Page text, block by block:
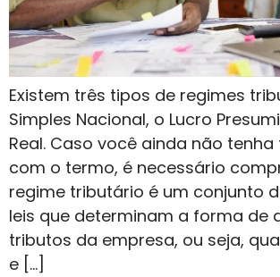
Existem três tipos de regimes
Simples Nacional, o Lucro
Real. Caso você ainda não
com o termo, é necessário
regime tributário é um conjunto
leis que determinam a forma de
tributos da empresa, ou seja,
e […]